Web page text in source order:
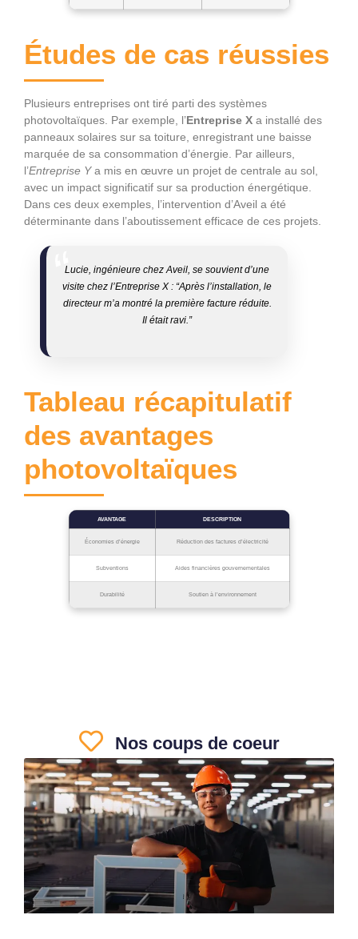
Études de cas réussies
Plusieurs entreprises ont tiré parti des systèmes
photovoltaïques. Par exemple, l’Entreprise X a installé des
panneaux solaires sur sa toiture, enregistrant une baisse
marquée de sa consommation d’énergie. Par ailleurs,
l’Entreprise Ya mis en œuvre un projet de centrale au sol,
avec un impact significatif sur sa production énergétique.
Dans ces deux exemples, l’intervention d’Aveil a été
déterminante dans l’aboutissement efficace de ces projets.
Lucie, ingénieure chez Aveil, se souvient d’une
visite chez l’Entreprise X : “Après l’installation, le
directeur m’a montré la première facture réduite.
Il était ravi.”
Tableau récapitulatif
des avantages
photovoltaïques
AVANTAGE DESCRIPTION
Économies d’énergie Réduction des factures d’électricité
Subventions Aides financières gouvernementales
Durabilité Soutien à l’environnement
Nos coups de coeur